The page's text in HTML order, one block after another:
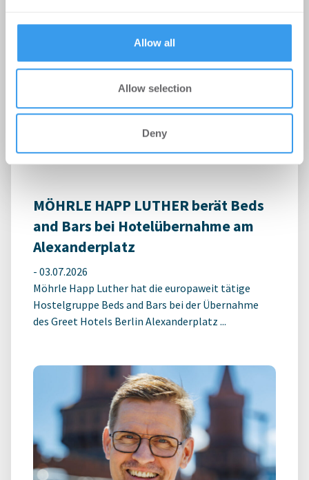
Allow all
Allow selection
Deny
Schulcampus Eberswalde-Finow
Login für den ganzen Artikel Wenn noch nicht
registriert, erstellen Sie sich jetzt Ihren
kostenlosen Account, um auf die neusten ...
MÖHRLE HAPP LUTHER berät Beds
and Bars bei Hotelübernahme am
Alexanderplatz
- 03.07.2026
Möhrle Happ Luther hat die europaweit tätige
Hostelgruppe Beds and Bars bei der Übernahme
des Greet Hotels Berlin Alexanderplatz ...